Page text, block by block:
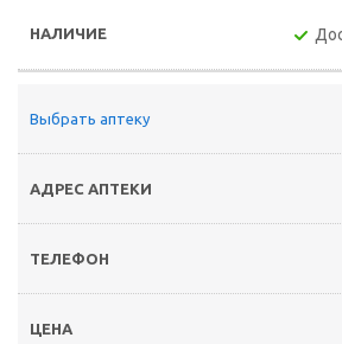
Выбрать аптеку